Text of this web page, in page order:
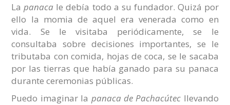
Lapanaca le debía todo a su fundador. Quizá por
ello la momia de aquel era venerada como en
vida. Se le visitaba periódicamente, se le
consultaba sobre decisiones importantes, se le
tributaba con comida, hojas de coca, se le sacaba
por las tierras que había ganado para su panaca
durante ceremonias públicas.
Puedo imaginar la panaca de Pachacútec llevando